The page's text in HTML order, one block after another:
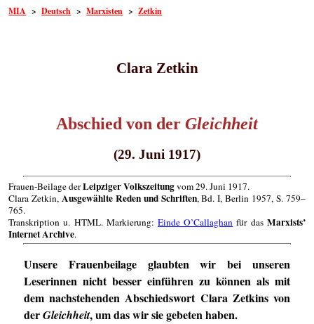
MIA >Deutsch >Marxisten >Zetkin
Clara Zetkin
Abschied von der Gleichheit
(29. Juni 1917)
Frauen-Beilage derLeipziger Volkszeitungvom 29. Juni 1917.
Clara Zetkin, Ausgewählte Reden und Schriften, Bd. I, Berlin 1957, S. 759–
765.
Transkription u. HTML. Markierung: Einde O’Callaghan für das Marxists’
Internet Archive.
Unsere Frauenbeilage glaubten wir bei unseren
Leserinnen nicht besser einführen zu können als mit
dem nachstehenden Abschiedswort Clara Zetkins von
derGleichheit, um das wir sie gebeten haben.